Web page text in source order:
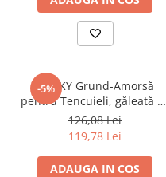
-5%
STICKY Grund-Amorsă
pentru Tencuieli, găleată 15
kg, havana
126,08 Lei
119,78 Lei
ADAUGA IN COS